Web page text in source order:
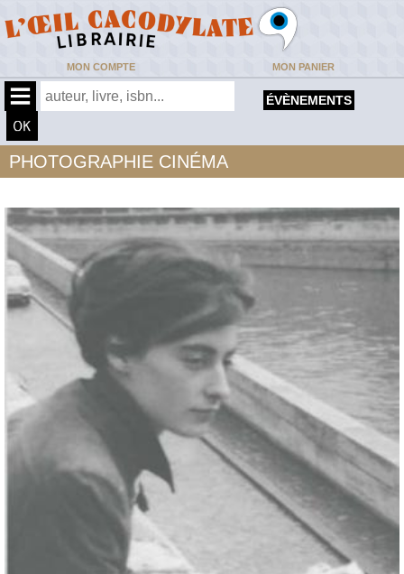
MON COMPTE MON PANIER
ÉVÈNEMENTS
PHOTOGRAPHIE CINÉMA